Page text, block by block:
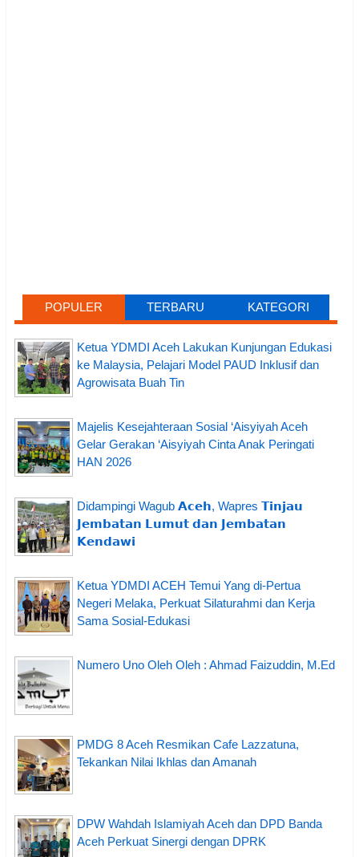
POPULER TERBARU KATEGORI
Ketua YDMDI Aceh Lakukan Kunjungan Edukasi
ke Malaysia, Pelajari Model PAUD Inklusif dan
Agrowisata Buah Tin
Majelis Kesejahteraan Sosial ‘Aisyiyah Aceh
Gelar Gerakan ‘Aisyiyah Cinta Anak Peringati
HAN 2026
Didampingi Wagub 𝗔𝗰𝗲𝗵, Wapres 𝗧𝗶𝗻𝗷𝗮𝘂
𝗝𝗲𝗺𝗯𝗮𝘁𝗮𝗻 𝗟𝘂𝗺𝘂𝘁 𝗱𝗮𝗻 𝗝𝗲𝗺𝗯𝗮𝘁𝗮𝗻
𝗞𝗲𝗻𝗱𝗮𝘄𝗶
Ketua YDMDI ACEH Temui Yang di-Pertua
Negeri Melaka, Perkuat Silaturahmi dan Kerja
Sama Sosial-Edukasi
Numero Uno Oleh Oleh : Ahmad Faizuddin, M.Ed
PMDG 8 Aceh Resmikan Cafe Lazzatuna,
Tekankan Nilai Ikhlas dan Amanah
DPW Wahdah Islamiyah Aceh dan DPD Banda
Aceh Perkuat Sinergi dengan DPRK